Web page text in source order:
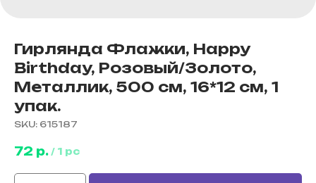
Гирлянда Флажки, Happy
Birthday, Розовый/Золото,
Металлик, 500 см, 16*12 см, 1
упак.
SKU: 615187
72 р. / 1 pc